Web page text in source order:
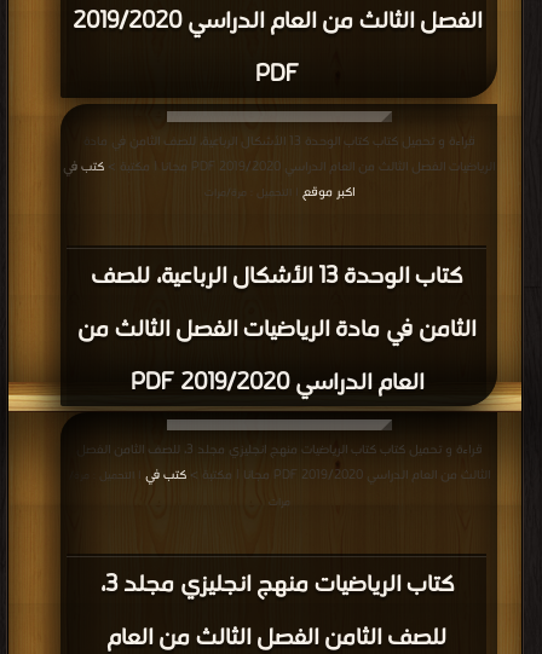
الفصل الثالث من العام الدراسي 2019/2020
PDF
كتاب الوحدة 13 الأشكال الرباعية، للصف
الثامن في مادة الرياضيات الفصل الثالث من
العام الدراسي 2019/2020 PDF
قراءة و تحميل كتاب كتاب الوحدة 13 الأشكال الرباعية، للصف الثامن في مادة
الرياضيات الفصل الثالث من العام الدراسي 2019/2020 PDF مجانا | مكتبة >
كتب في
اكبر موقع
| التحميل : مرة/مرات
كتاب الرياضيات منهج انجليزي مجلد 3،
للصف الثامن الفصل الثالث من العام
قراءة و تحميل كتاب كتاب الرياضيات منهج انجليزي مجلد 3، للصف الثامن الفصل
الثالث من العام الدراسي 2019/2020 PDF مجانا | مكتبة >
كتب في | التحميل : مرة/
مرات